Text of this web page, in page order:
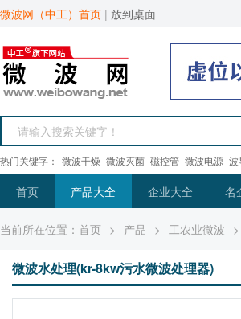
微波网（中工）首页 | 放到桌面
热门关键字： 微波干燥 微波灭菌 磁控管 微波电源 波
首页 产品大全 企业大全 名
当前所在位置： 首页 > 产品 > 工农业微波 >
微波水处理(kr-8kw污水微波处理器)